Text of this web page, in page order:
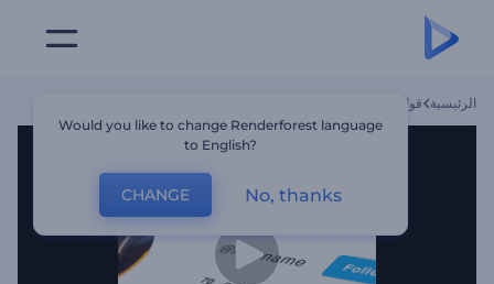
الرئيسية قوالب
Would you like to change Renderforest language
to English?
CHANGE No, thanks